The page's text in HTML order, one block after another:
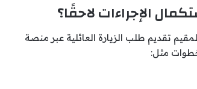
الإجراءات لاحقًا؟
في السعودية خلال 2026، يمكن للمقيم تقديم طلب الزيارة العائلية عبر منصة
مثل: